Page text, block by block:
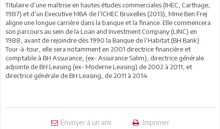
Titulaire d’une maîtrise en hautes études commerciales (IHEC, Carthage,
1987) et d’un Executive MBA de l’ICHEC Bruxelles (2013), Mme Ben Frej
aligne une longue carrière dans la banque et la finance. Elle commencera
son parcours au sein de la Loan and Investment Company (LINC) en
1988, avant de rejoindre dès 1990 la Banque de l’Habitat (BH Bank).
Tour-à-tour, elle sera notamment en 2001 directrice financière et
comptable à BH Assurance, (ex- Assurance Salim), directrice générale
adjointe de BH Leasing (ex- Moderne Leasing) de 2002 à 2011, et
directrice générale de BH Leasing, de 2011 à 2014.
Envoyer à un ami Imprimer